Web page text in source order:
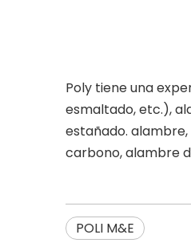
Poly tiene una
esmaltado, etc.),
estañado.
carbono, alambre
POLI M&E